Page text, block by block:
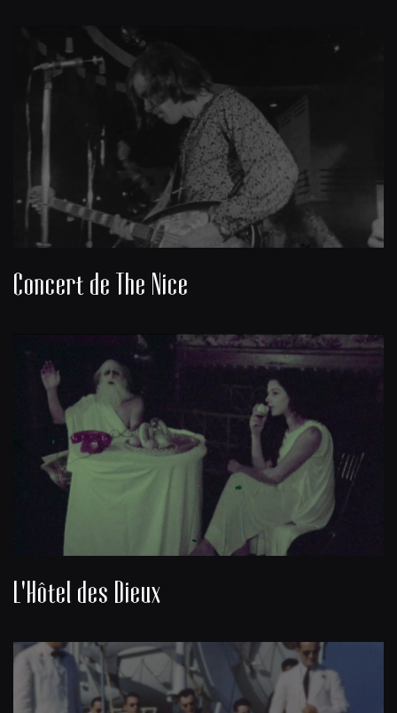
Concert de The Nice
L'Hôtel des Dieux